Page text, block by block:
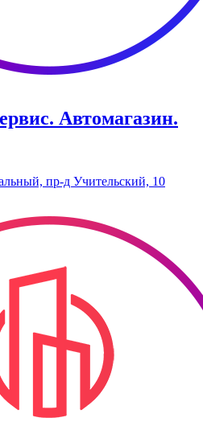
Автомагазин.
пр-д Учительский, 10